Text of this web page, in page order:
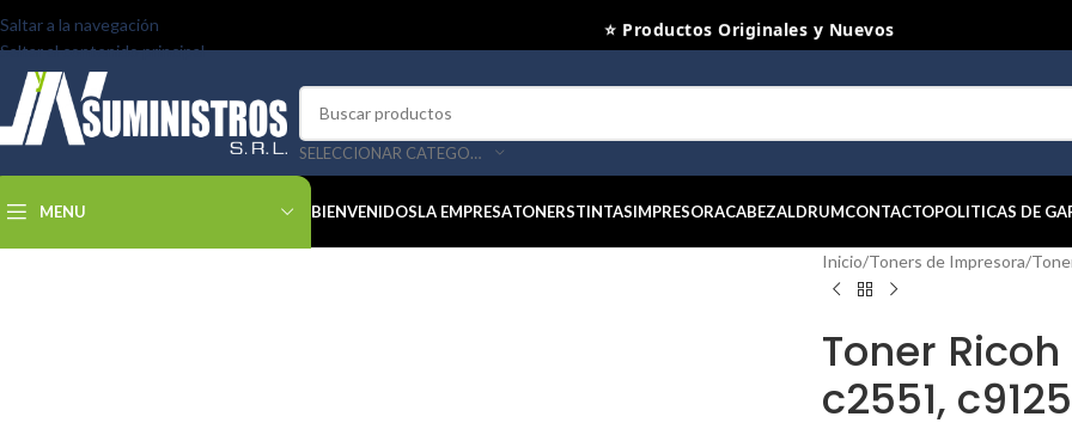
Saltar a la navegación
Saltar al contenido principal
⭐ Productos Originales y Nuevos
SELECCIONAR CATEGORÍA
MENU BIENVENIDOSLA EMPRESATONERSTINTASIMPRESORACABEZALDRUMCONTACTOPOLITICAS DE
Inicio/Toners de Impresora/
Toner
c2551,